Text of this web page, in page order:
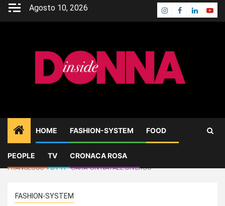
Skip
Agosto 10, 2026 Instagram
Facebook
Linkedin
HOME FASHION-SYSTEM FOOD
PEOPLE TV CRONACA ROSA
Home
FASHION-SYSTEM
FRANCESCO TOTTI: “SARA’ UN NATALE DIVERSO”
FASHION-SYSTEM